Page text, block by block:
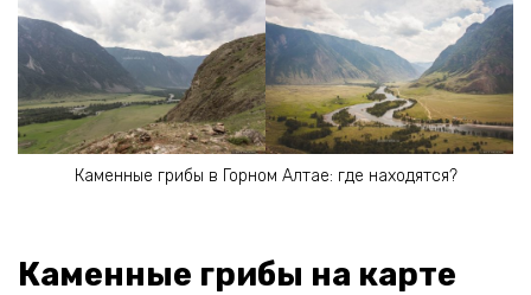
Каменные грибы в Горном Алтае: где находятся?
Каменные грибы на карте